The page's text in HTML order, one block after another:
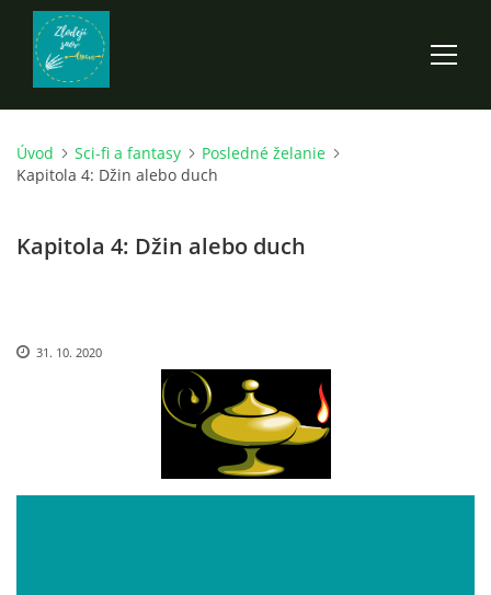
ÚVOD
ANDARION
EGYRON: SIEDMY DEŇ - 3. DIEL
Úvod Sci-fi a fantasy
Posledné želanie
Kapitola 4: Džin alebo duch
Kapitola 4: Džin alebo duch
31. 10. 2020